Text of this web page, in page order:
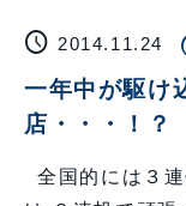
schedule 2014.11.24
一年中が駆け
店・・・！？
全国的には３